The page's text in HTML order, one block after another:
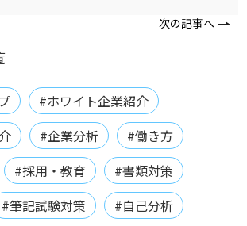
次の記事へ
#ホワイト企業紹介
#企業分析
#働き方
#採用・教育
#書類対策
#筆記試験対策
#自己分析